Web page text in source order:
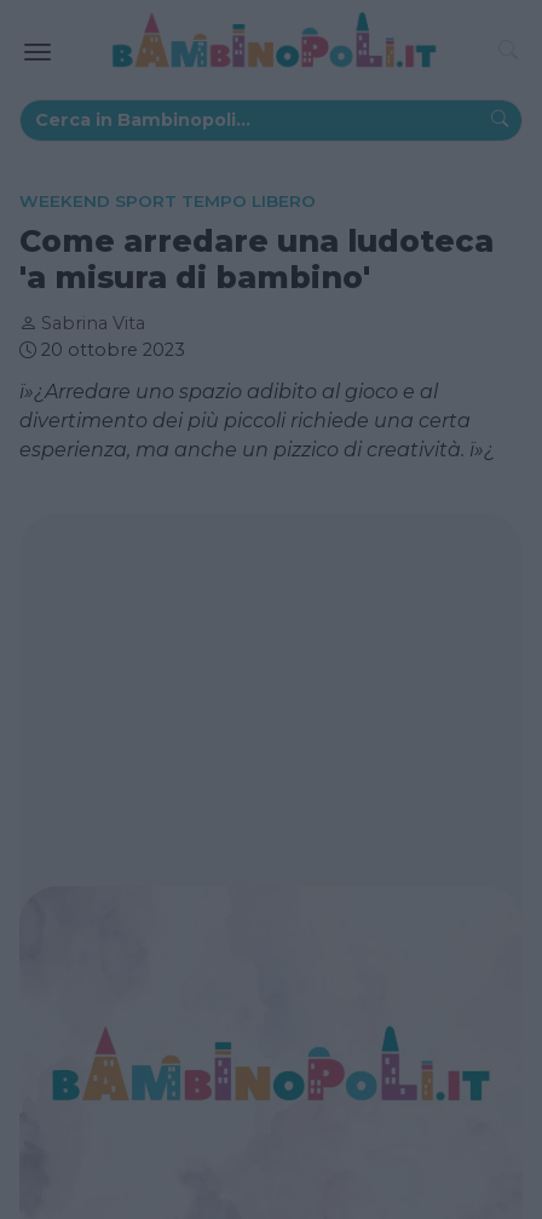
WEEKEND SPORT TEMPO LIBERO
Come arredare una ludoteca
'a misura di bambino'
Sabrina Vita
20 ottobre 2023
ï»¿Arredare uno spazio adibito al gioco e al
divertimento dei più piccoli richiede una certa
esperienza, ma anche un pizzico di creatività. ï»¿